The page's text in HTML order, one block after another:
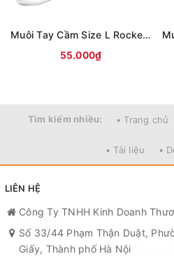
Muôi Tay Cầm Size L Rocket (3008)
55.000₫
Tìm kiếm nhiều: • Trang chủ
• Tài liệu •
LIÊN HỆ
Công Ty TNHH Kinh Doanh
Số 33/44 Phạm Thận Duật,
Giấy, Thành phố Hà Nội